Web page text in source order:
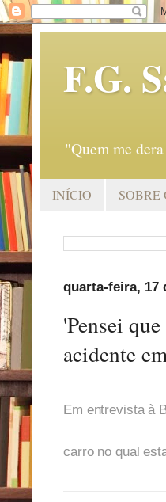
F.G.
"Quem me
INÍCIO SOBRE
quarta-feira, 17
'Pensei
acidente
Em entrevista à
carro no qual